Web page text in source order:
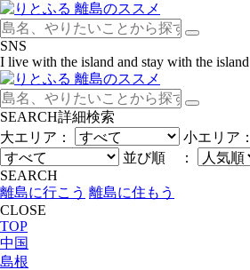
SNS
I live with the island and stay with the island
SEARCH詳細検索
大エリア：
小エリア：
並び順 ：
SEARCH
離島に行こう 離島に住もう
CLOSE
TOP
中国
島根